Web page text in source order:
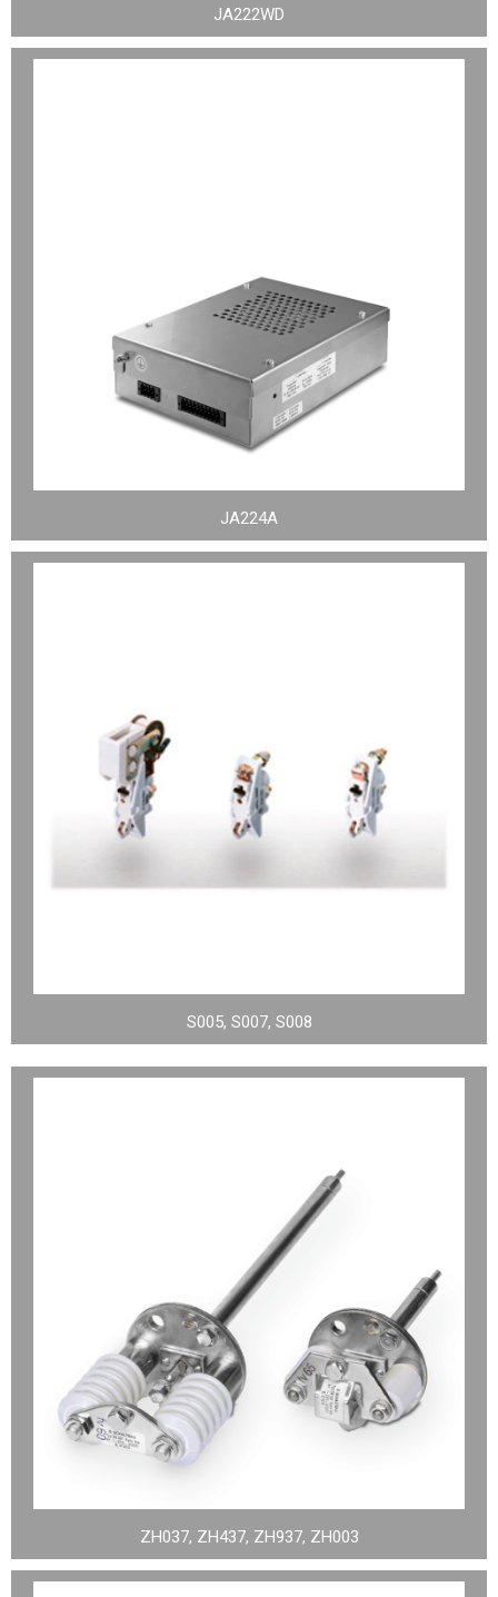
JA222WD
JA224A
S005, S007, S008
ZH037, ZH437, ZH937, ZH003